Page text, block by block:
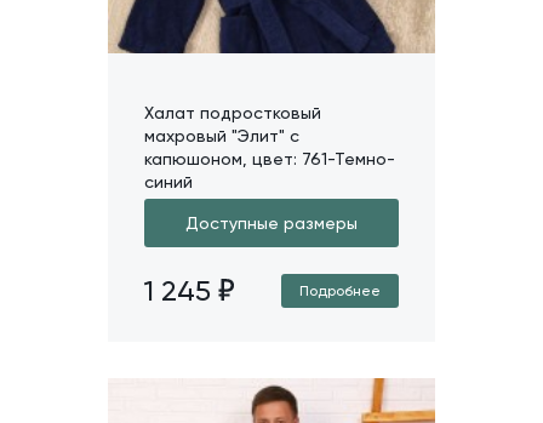
Халат подростковый
махровый "Элит" с
капюшоном, цвет: 761-Темно-
синий
Доступные размеры
1 245 Подробнее